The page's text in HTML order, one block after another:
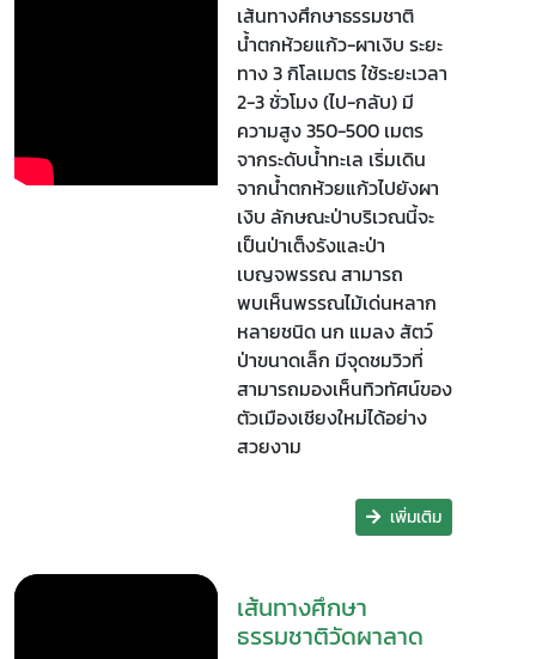
เส้นทางศึกษาธรรมชาติ
น้ำตกห้วยแก้ว-ผาเงิบ ระยะ
ทาง 3 กิโลเมตร ใช้ระยะเวลา
2-3 ชั่วโมง (ไป-กลับ) มี
ความสูง 350-500 เมตร
จากระดับน้ำทะเล เริ่มเดิน
จากน้ำตกห้วยแก้วไปยังผา
เงิบ ลักษณะป่าบริเวณนี้จะ
เป็นป่าเต็งรังและป่า
เบญจพรรณ สามารถ
พบเห็นพรรณไม้เด่นหลาก
หลายชนิด นก แมลง สัตว์
ป่าขนาดเล็ก มีจุดชมวิวที่
สามารถมองเห็นทิวทัศน์ของ
ตัวเมืองเชียงใหม่ได้อย่าง
สวยงาม
เพิ่มเติม
เส้นทางศึกษา
ธรรมชาติวัดผาลาด